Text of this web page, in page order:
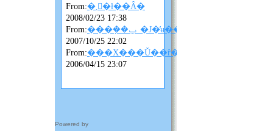
From:
�܂񂴂�ł��Ȃ�
2008/02/23 17:38
From:
���݂��ݐ_�J�̓ʉ��ɂ��ɂ��
2007/10/25 22:02
From:���X���Ǔ��ȓ��L
2006/04/15 23:07
Powered by